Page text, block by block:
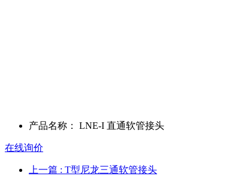
产品名称： LNE-I 直通软管接头
在线询价
上一篇 : T型尼龙三通软管接头